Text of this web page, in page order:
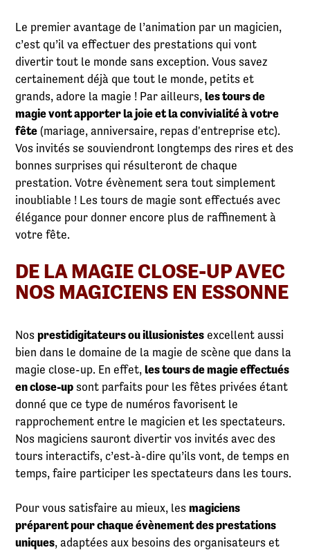
Le premier avantage de l’animation par un magicien,
c’est qu’il va effectuer des prestations qui vont
divertir tout le monde sans exception. Vous savez
certainement déjà que tout le monde, petits et
grands, adore la magie ! Par ailleurs,les tours de
magie vont apporter la joie et la convivialité à votre
fête (mariage, anniversaire, repas d'entreprise etc).
Vos invités se souviendront longtemps des rires et des
bonnes surprises qui résulteront de chaque
prestation. Votre évènement sera tout simplement
inoubliable ! Les tours de magie sont effectués avec
élégance pour donner encore plus de raffinement à
votre fête.
DE LA MAGIE CLOSE-UP AVEC
NOS MAGICIENS EN ESSONNE
Nosprestidigitateurs ou illusionistes excellent aussi
bien dans le domaine de la magie de scène que dans la
magie close-up. En effet,les tours de magie effectués
en close-up sont parfaits pour les fêtes privées étant
donné que ce type de numéros favorisent le
rapprochement entre le magicien et les spectateurs.
Nos magiciens sauront divertir vos invités avec des
tours interactifs, c’est-à-dire qu’ils vont, de temps en
temps, faire participer les spectateurs dans les tours.
Pour vous satisfaire au mieux, lesmagiciens
préparent pour chaque évènement des prestations
uniques, adaptées aux besoins des organisateurs et